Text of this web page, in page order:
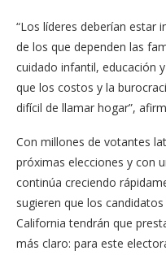
“Los líderes deberían estar
de los que dependen las
cuidado infantil, educación
que los costos y la
difícil de llamar hogar”,
Con millones de votantes
próximas elecciones y con
continúa creciendo
sugieren que los
California tendrán que
más claro: para este